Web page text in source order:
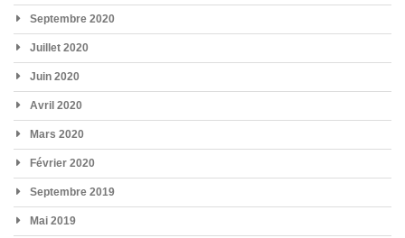
Septembre 2020
Juillet 2020
Juin 2020
Avril 2020
Mars 2020
Février 2020
Septembre 2019
Mai 2019